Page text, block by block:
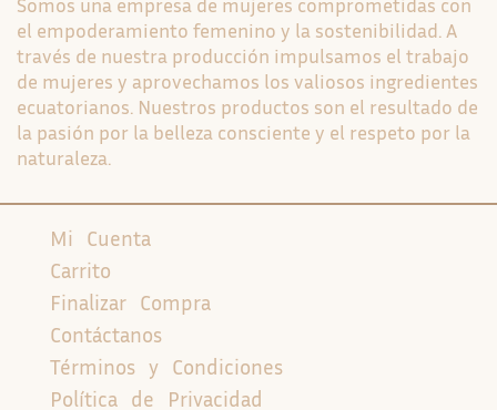
el empoderamiento femenino y la sostenibilidad. A
través de nuestra producción impulsamos el trabajo
de mujeres y aprovechamos los valiosos ingredientes
ecuatorianos. Nuestros productos son el resultado de
la pasión por la belleza consciente y el respeto por la
naturaleza.
Mi Cuenta
Carrito
Finalizar Compra
Contáctanos
Términos y Condiciones
Política de Privacidad